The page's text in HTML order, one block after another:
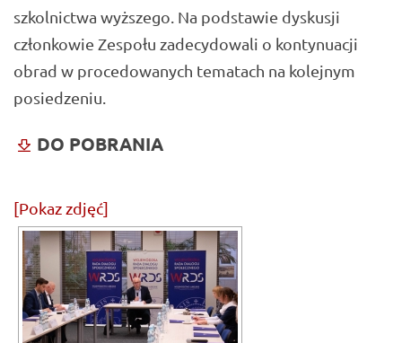
szkolnictwa wyższego. Na podstawie dyskusji
członkowie Zespołu zadecydowali o kontynuacji
obrad w procedowanych tematach na kolejnym
posiedzeniu.
DO POBRANIA
[Pokaz zdjęć]